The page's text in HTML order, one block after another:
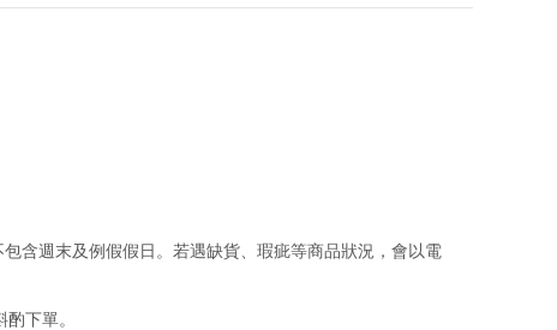
含週末及例假假日。若遇缺貨、瑕疵等商品狀況，會以電
下單。